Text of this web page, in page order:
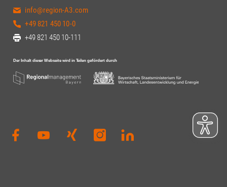
info@region-A3.com
+49 821 450 10-0
+49 821 450 10-111